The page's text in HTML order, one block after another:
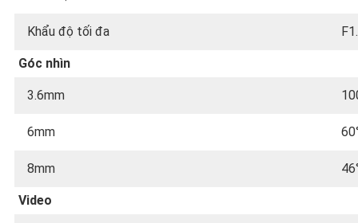
Khẩu độ tối đa
Góc nhìn
3.6mm
6mm
8mm
Video